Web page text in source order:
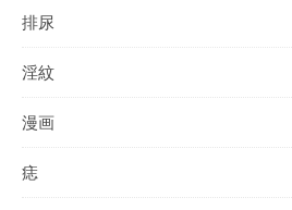
排尿
淫紋
漫画
痣